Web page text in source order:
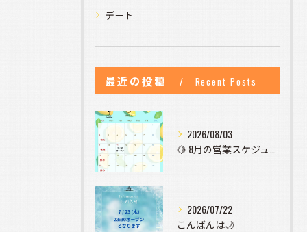
デート
最近の投稿 Recent Posts
2026/08/03
2026/07/22
こんばんは🌙